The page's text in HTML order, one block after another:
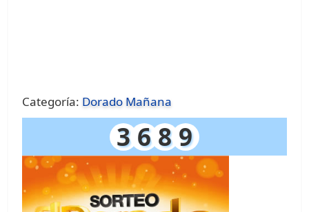
Categoría: Dorado Mañana
3 6 8 9